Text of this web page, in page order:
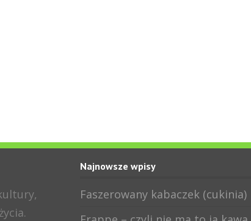
Najnowsze wpisy
Faszerowany kabaczek (cukinia)